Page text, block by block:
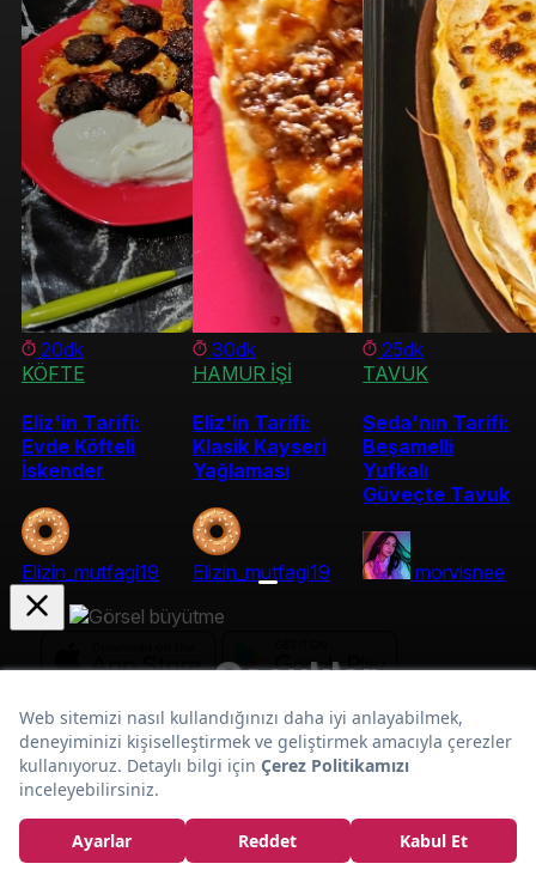
Çocuklar
İçin Fincanda
Yumurta Tarifi
20dk
KÖFTE
Eliz'in Tarifi:
Evde Köfteli
İskender
Elizin_mutfagi19
30dk
HAMUR İŞİ
Eliz'in Tarifi:
Klasik Kayseri
Yağlaması
Elizin_mutfagi19
25dk
TAVUK
Seda'nın Tarifi:
Beşamelli
Yufkalı
Güveçte Tavuk
morvisnee
Kurumsal
En Popüler Tarifler
Popüler Yaz Tarifleri